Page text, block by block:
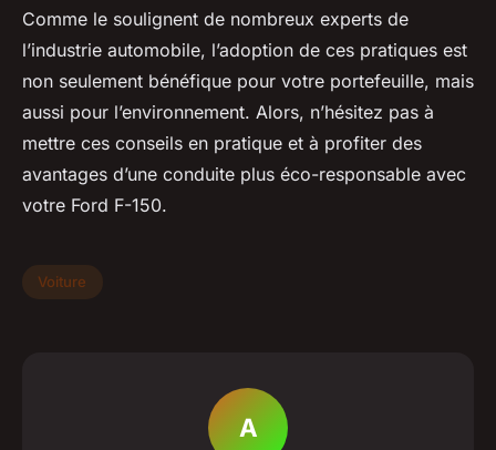
Comme le soulignent de nombreux experts de
l’industrie automobile, l’adoption de ces pratiques est
non seulement bénéfique pour votre portefeuille, mais
aussi pour l’environnement. Alors, n’hésitez pas à
mettre ces conseils en pratique et à profiter des
avantages d’une conduite plus éco-responsable avec
votre Ford F-150.
Voiture
A